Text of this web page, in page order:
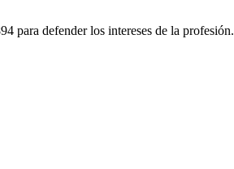
para defender los intereses de la profesión.